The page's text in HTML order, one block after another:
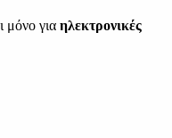
μόνο για ηλεκτρονικές